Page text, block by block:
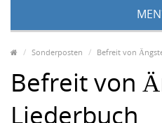
Sonderposten Befreit von
Befreit von
Liederbuch